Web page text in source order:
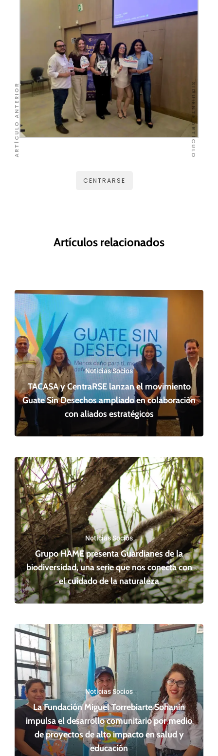
CENTRARSE
Artículos relacionados
Noticias Socios
TACASA y CentraRSE lanzan el movimiento
Guate Sin Desechos ampliado en colaboración
con aliados estratégicos
Noticias Socios
Grupo HAME presenta Guardianes de la
biodiversidad, una serie que nos conecta con
el cuidado de la naturaleza
Noticias Socios
La Fundación Miguel Torrebiarte Sohanin
impulsa el desarrollo comunitario por medio
de proyectos de alto impacto en salud y
educación
ARTÍCULO ANTERIOR SIGUIENTE ARTÍCULO